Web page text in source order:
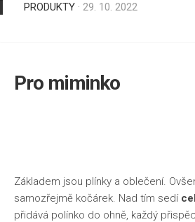
PRODUKTY · 29. 10. 2022
Pro miminko
Základem jsou plínky a oblečení.
samozřejmě kočárek. Nad tím sedí
přidává polínko do ohně, každý